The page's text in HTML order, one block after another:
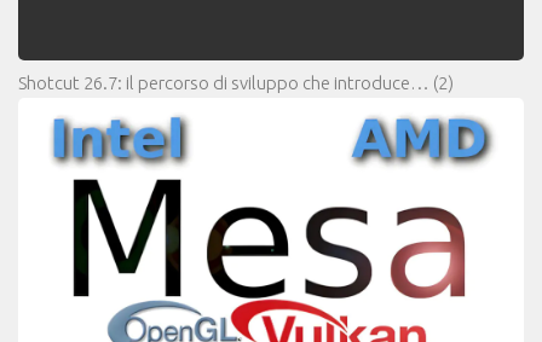
Shotcut 26.7: il percorso di sviluppo che introduce… (2)